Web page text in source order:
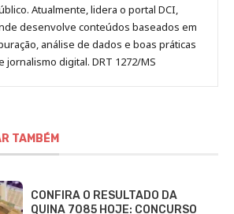
Atualmente, lidera o portal DCI,
desenvolve conteúdos baseados em
análise de dados e boas práticas
jornalismo digital. DRT 1272/MS
TAMBÉM
CONFIRA O RESULTADO DA
QUINA 7085 HOJE: CONCURSO